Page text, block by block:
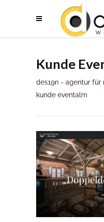
Kunde
des19n - agentur für
kunde eventalm